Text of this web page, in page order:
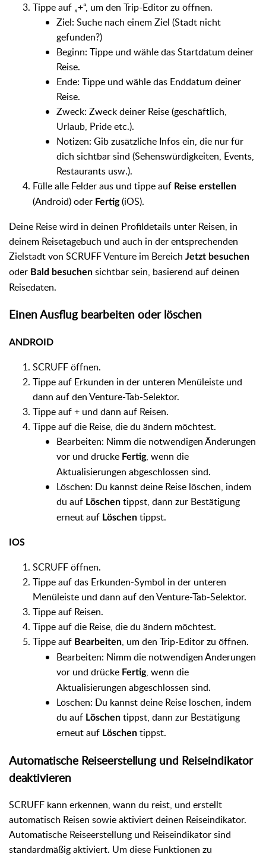
Tippe auf „+“, um den Trip-Editor zu öffnen.
Ziel: Suche nach einem Ziel (Stadt nicht
gefunden?)
Beginn: Tippe und wähle das Startdatum deiner
Reise.
Ende: Tippe und wähle das Enddatum deiner
Reise.
Zweck: Zweck deiner Reise (geschäftlich,
Urlaub, Pride etc.).
Notizen: Gib zusätzliche Infos ein, die nur für
dich sichtbar sind (Sehenswürdigkeiten, Events,
Restaurants usw.).
Fülle alle Felder aus und tippe auf Reise erstellen
(Android) oder Fertig(iOS).
Deine Reise wird in deinen Profildetails unter Reisen, in
deinem Reisetagebuch und auch in der entsprechenden
Zielstadt von SCRUFF Venture im Bereich Jetzt besuchen
oder Bald besuchen sichtbar sein, basierend auf deinen
Reisedaten.
Einen Ausflug bearbeiten oder löschen
ANDROID
SCRUFF öffnen.
Tippe auf Erkunden in der unteren Menüleiste und
dann auf den Venture-Tab-Selektor.
Tippe auf + und dann auf Reisen.
Tippe auf die Reise, die du ändern möchtest.
Bearbeiten: Nimm die notwendigen Änderungen
vor und drücke Fertig, wenn die
Aktualisierungen abgeschlossen sind.
Löschen: Du kannst deine Reise löschen, indem
du auf Löschen tippst, dann zur Bestätigung
erneut auf Löschen tippst.
IOS
SCRUFF öffnen.
Tippe auf das Erkunden-Symbol in der unteren
Menüleiste und dann auf den Venture-Tab-Selektor.
Tippe auf Reisen.
Tippe auf die Reise, die du ändern möchtest.
Tippe auf Bearbeiten, um den Trip-Editor zu öffnen.
Bearbeiten: Nimm die notwendigen Änderungen
vor und drücke Fertig, wenn die
Aktualisierungen abgeschlossen sind.
Löschen: Du kannst deine Reise löschen, indem
du auf Löschen tippst, dann zur Bestätigung
erneut auf Löschen tippst.
Automatische Reiseerstellung und Reiseindikator
deaktivieren
SCRUFF kann erkennen, wann du reist, und erstellt
automatisch Reisen sowie aktiviert deinen Reiseindikator.
Automatische Reiseerstellung und Reiseindikator sind
standardmäßig aktiviert. Um diese Funktionen zu